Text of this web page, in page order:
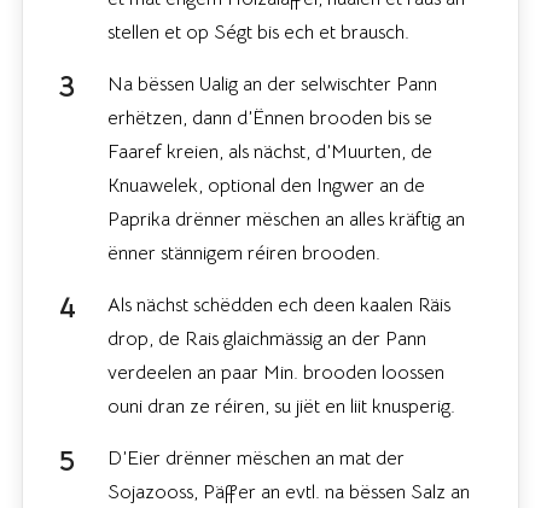
stellen et op Ségt bis ech et brausch.
Na bëssen Ualig an der selwischter Pann
erhëtzen, dann d’Ënnen brooden bis se
Faaref kreien, als nächst, d’Muurten, de
Knuawelek, optional den Ingwer an de
Paprika drënner mëschen an alles kräftig an
ënner stännigem réiren brooden.
Als nächst schëdden ech deen kaalen Räis
drop, de Rais glaichmässig an der Pann
verdeelen an paar Min. brooden loossen
ouni dran ze réiren, su jiët en liit knusperig.
D’Eier drënner mëschen an mat der
Sojazooss, Päffer an evtl. na bëssen Salz an